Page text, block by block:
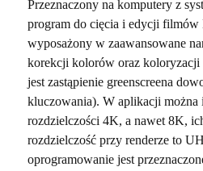
Przeznaczony na komputery z
program do cięcia i edycji filmów
wyposażony w zaawansowane
korekcji kolorów oraz
jest zastąpienie greenscreena
kluczowania). W aplikacji
rozdzielczości 4K, a nawet 8K,
rozdzielczość przy renderze to
oprogramowanie jest